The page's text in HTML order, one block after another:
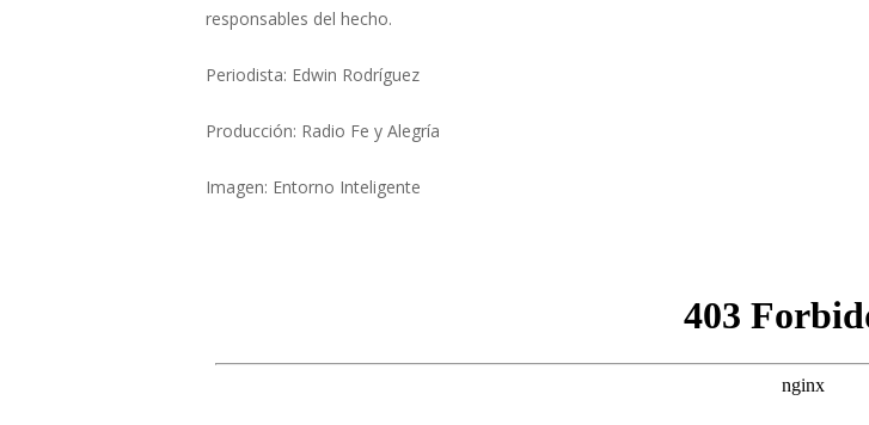
responsables del hecho.
Periodista: Edwin Rodríguez
Producción: Radio Fe y Alegría
Imagen: Entorno Inteligente